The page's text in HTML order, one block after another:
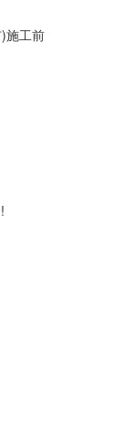
施工前